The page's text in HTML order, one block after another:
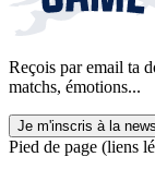
Reçois par email ta
matchs, émotions...
Je m'inscris à la
Pied de page (liens